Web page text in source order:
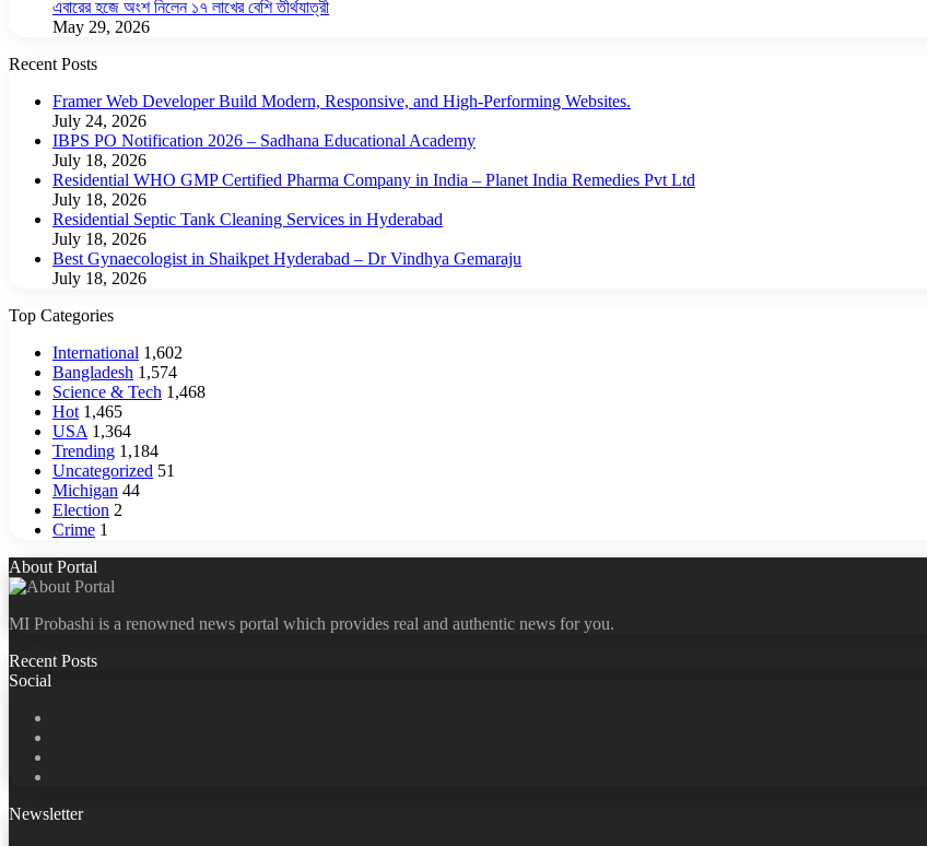
এবারের হজে অংশ নিলেন ১৭ লাখের বেশি তীর্থযাত্রী
May 29, 2026
Recent Posts
Framer Web Developer Build Modern, Responsive, and High-Performing Websites.
July 24, 2026
IBPS PO Notification 2026 – Sadhana Educational Academy
July 18, 2026
Residential WHO GMP Certified Pharma Company in India – Planet India Remedies Pvt Ltd
July 18, 2026
Residential Septic Tank Cleaning Services in Hyderabad
July 18, 2026
Best Gynaecologist in Shaikpet Hyderabad – Dr Vindhya Gemaraju
July 18, 2026
Top Categories
International 1,602
Bangladesh 1,574
Science & Tech 1,468
Hot 1,465
USA 1,364
Trending 1,184
Uncategorized 51
Michigan 44
Election 2
Crime 1
About Portal
MI Probashi is a renowned news portal which provides real and authentic news for you.
Recent Posts
Social
Newsletter